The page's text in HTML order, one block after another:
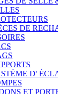
DE
D'
ET